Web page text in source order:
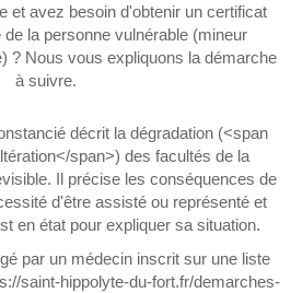
et avez besoin d'obtenir un certificat
la personne vulnérable (mineur
? Nous vous expliquons la démarche
à suivre.
décrit la dégradation (<span
span>) des facultés de la
Il précise les conséquences de
d'être assisté ou représenté et
en état pour expliquer sa situation.
par un médecin inscrit sur une liste
saint-hippolyte-du-fort.fr/demarches-